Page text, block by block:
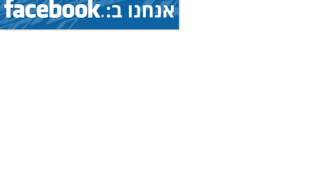
אליפות עולם...
(איגוד: ג'יו ג'יטסו)
הצג
5.8.2026 - 9.8.2026